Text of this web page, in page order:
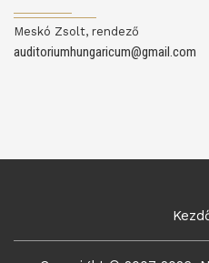
Meskó Zsolt, rendező
auditoriumhungaricum@gmail.com